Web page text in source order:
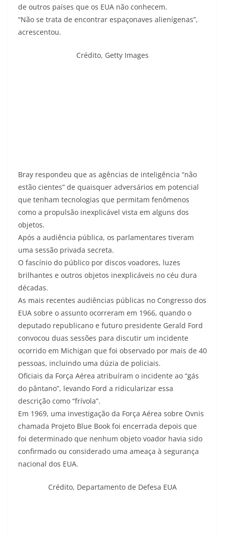
de outros países que os EUA não conhecem.
“Não se trata de encontrar espaçonaves alienígenas”,
acrescentou.
Crédito, Getty Images
Bray respondeu que as agências de inteligência “não
estão cientes” de quaisquer adversários em potencial
que tenham tecnologias que permitam fenômenos
como a propulsão inexplicável vista em alguns dos
objetos.
Após a audiência pública, os parlamentares tiveram
uma sessão privada secreta.
O fascínio do público por discos voadores, luzes
brilhantes e outros objetos inexplicáveis ​​no céu dura
décadas.
As mais recentes audiências públicas no Congresso dos
EUA sobre o assunto ocorreram em 1966, quando o
deputado republicano e futuro presidente Gerald Ford
convocou duas sessões para discutir um incidente
ocorrido em Michigan que foi observado por mais de 40
pessoas, incluindo uma dúzia de policiais.
Oficiais da Força Aérea atribuíram o incidente ao “gás
do pântano”, levando Ford a ridicularizar essa
descrição como “frívola”.
Em 1969, uma investigação da Força Aérea sobre Ovnis
chamada Projeto Blue Book foi encerrada depois que
foi determinado que nenhum objeto voador havia sido
confirmado ou considerado uma ameaça à segurança
nacional dos EUA.
Crédito, Departamento de Defesa EUA